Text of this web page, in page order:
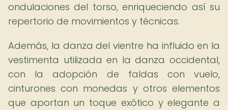
ondulaciones del torso, enriqueciendo así su
repertorio de movimientos y técnicas.
Además, la danza del vientre ha influido en la
vestimenta utilizada en la danza occidental,
con la adopción de faldas con vuelo,
cinturones con monedas y otros elementos
que aportan un toque exótico y elegante a